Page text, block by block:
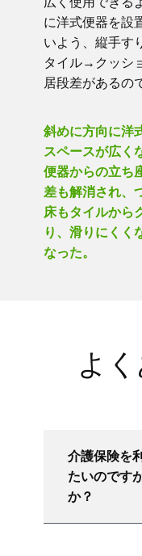
に洋式便器を設
いよう、縦手す
タイル→クッシ
居段差があるの
斜めに方向に洋
スペースが広く
便器からの立ち
差も解消され、
床もタイルから
り、滑りにくく
なった。
よ
介護保険を
たいのです
か？